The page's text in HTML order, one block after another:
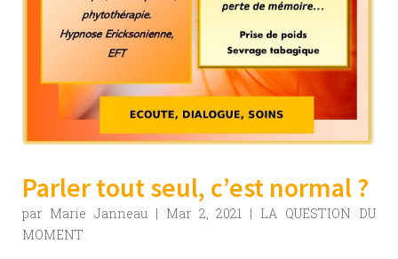
Parler tout seul, c’est normal ?
par Marie Janneau | Mar 2, 2021 | LA QUESTION DU
MOMENT